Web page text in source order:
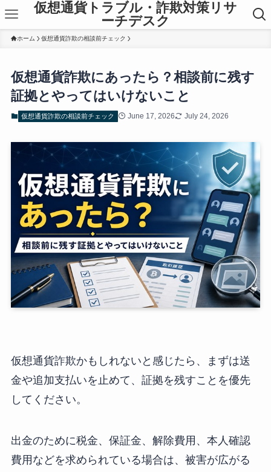
仮想通貨トラブル・詐欺対策リサ
ーチデスク
ホーム 仮想通貨詐欺の相談前チェック
仮想通貨詐欺にあったら？相談前に残す
証拠とやってはいけないこと
仮想通貨詐欺の相談前チェック June 17, 2026 July 24, 2026
仮想通貨詐欺かもしれないと感じたら、まずは送
金や追加支払いを止めて、証拠を残すことを優先
してください。
出金のために税金、保証金、解除費用、本人確認
費用などを求められている場合は、被害が広がる